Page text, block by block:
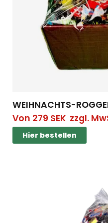
WEIHNACHTS-
Von 279 SEKzzgl.
Hier bestellen